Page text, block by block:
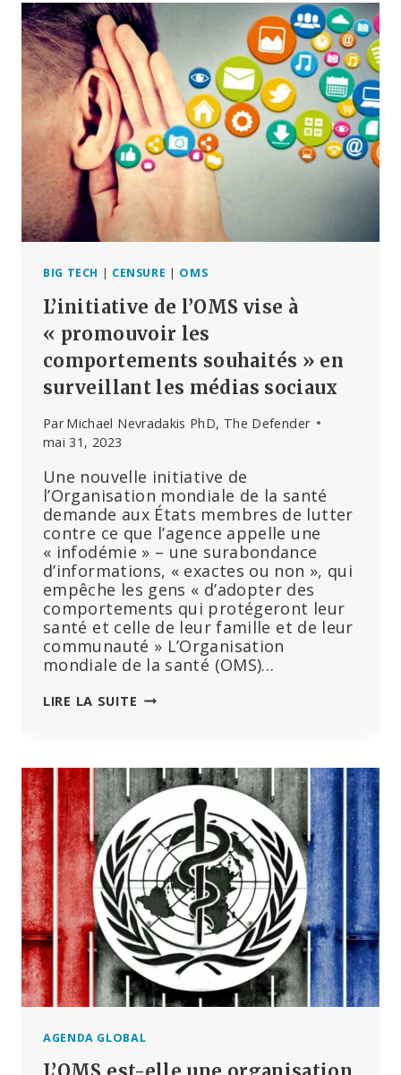
SANTÉ
SOULIGNE
LA
NÉCESSITÉ
DE
« RESTREINDRE
LES
LIBERTÉS
INDIVIDUELLES »
ET
D’ÉTENDRE
LES
POUVOIRS
DE
BIG TECH | CENSURE | OMS
L’initiative de l’OMS vise à
« promouvoir les
comportements souhaités » en
surveillant les médias sociaux
Par Michael Nevradakis PhD, The Defender
mai 31, 2023
Une nouvelle initiative de
l’Organisation mondiale de la santé
demande aux États membres de lutter
contre ce que l’agence appelle une
« infodémie » – une surabondance
d’informations, « exactes ou non », qui
empêche les gens « d’adopter des
comportements qui protégeront leur
santé et celle de leur famille et de leur
communauté » L’Organisation
mondiale de la santé (OMS)…
LIRE LA SUITE L’INITIATIVE
À
« PROMOUVOIR
COMPORTEMENTS
SOUHAITÉS »
EN
SURVEILLANT
LES
MÉDIAS
SOCIAUX
AGENDA GLOBAL